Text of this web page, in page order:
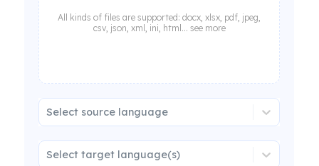
All kinds of files are supported: docx, xlsx, pdf, jpeg,
csv, json, xml, ini, html... see more
Select source language
Select target language(s)